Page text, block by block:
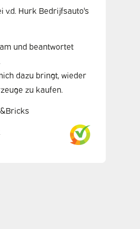
v.d. Hurk Bedrijfsauto's
und beantwortet
dazu bringt, wieder
zu kaufen.